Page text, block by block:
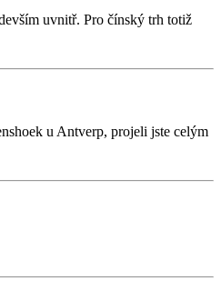
uvnitř. Pro čínský trh totiž
u Antverp, projeli jste celým